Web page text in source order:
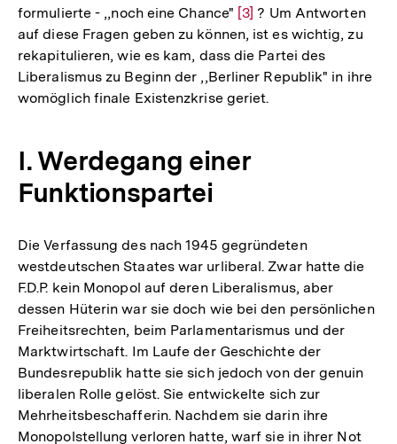
formulierte - ,,noch eine Chance" Zur
Auflösung
der
Fußnote
[3] ? Um Antworten
auf diese Fragen geben zu können, ist es wichtig, zu
rekapitulieren, wie es kam, dass die Partei des
Liberalismus zu Beginn der ,,Berliner Republik" in ihre
womöglich finale Existenzkrise geriet.
I. Werdegang einer
Funktionspartei
Die Verfassung des nach 1945 gegründeten
westdeutschen Staates war urliberal. Zwar hatte die
F.D.P. kein Monopol auf deren Liberalismus, aber
dessen Hüterin war sie doch wie bei den persönlichen
Freiheitsrechten, beim Parlamentarismus und der
Marktwirtschaft. Im Laufe der Geschichte der
Bundesrepublik hatte sie sich jedoch von der genuin
liberalen Rolle gelöst. Sie entwickelte sich zur
Mehrheitsbeschafferin. Nachdem sie darin ihre
Monopolstellung verloren hatte, warf sie in ihrer Not